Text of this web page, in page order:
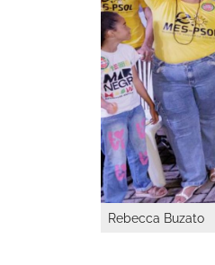
Rebecca Buzato